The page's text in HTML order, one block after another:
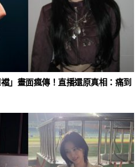
」畫面瘋傳！直播還原真相：痛到